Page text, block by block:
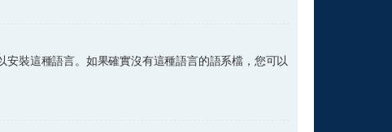
裝這種語言。如果確實沒有這種語言的語系檔，您可以